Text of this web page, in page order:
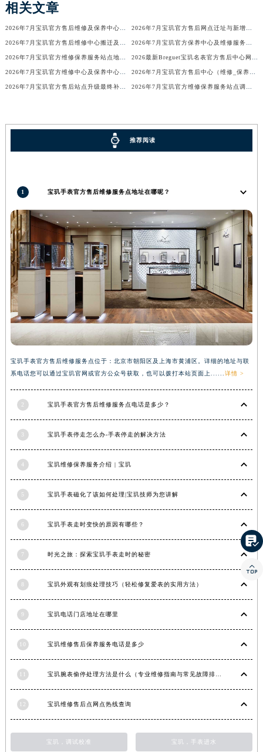
相关文章
2026年7月宝玑官方售后维修及保养中心网点更新补充汇总表 2026年7月宝玑官方售后网点迁址与新增补充最终正式公告
2026年7月宝玑官方售后维修中心搬迁及保养点新开补充最终通知确认 2026年7月宝玑官方保养中心及维修服务站迁址与新开补充总览
2026年7月宝玑官方维修保养服务站点地址变动补充确认终稿文件 2026最新Breguet宝玑名表官方售后中心网点地址调研报告
2026年7月宝玑官方维修中心及保养中心网点变动具体内容 2026年7月宝玑官方售后中心（维修_保养）地址变动及新增一览
2026年7月宝玑官方售后站点升级最终补充公告（搬迁及增设） 2026年7月宝玑官方维修保养服务站点调整补充定稿（迁址新增）
推荐阅读
1 宝玑手表官方售后维修服务点地址在哪呢？
宝玑手表官方售后维修服务点位于：北京市朝阳区及上海市黄浦区。详细的地址与联
系电话您可以通过宝玑官网或官方公众号获取，也可以拨打本站页面上...... 详情 >
2 宝玑手表官方售后维修服务点电话是多少？
3 宝玑手表停走怎么办-手表停走的解决方法
4 宝玑维修保养服务介绍 | 宝玑
5 宝玑手表磁化了该如何处理|宝玑技师为您讲解
6 宝玑手表走时变快的原因有哪些？
7 时光之旅：探索宝玑手表走时的秘密
8 宝玑外观有划痕处理技巧（轻松修复爱表的实用方法）
9 宝玑电话门店地址在哪里
10 宝玑维修售后保养服务电话是多少
11
12 宝玑维修售后点网点热线查询
宝玑，调试校准 宝玑，手表进水

